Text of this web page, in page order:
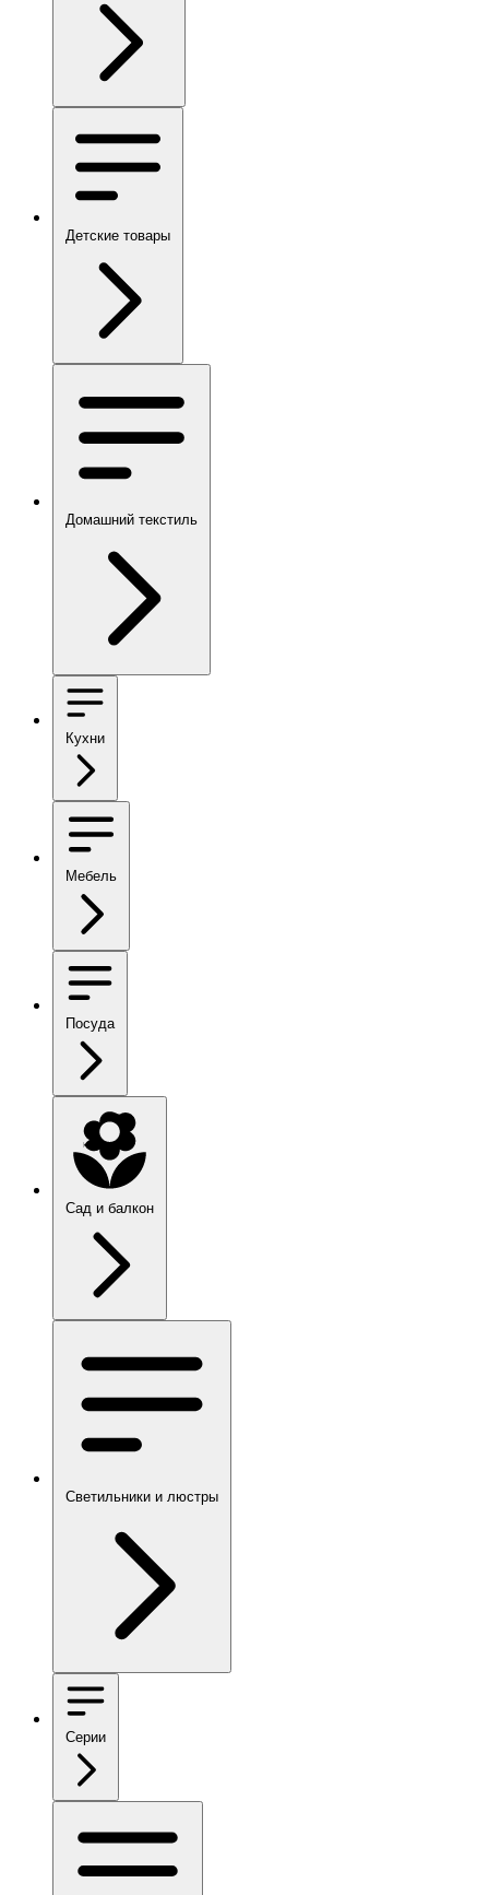
Детские товары
Домашний текстиль
Кухни
Мебель
Посуда
Сад и балкон
Светильники и люстры
Серии